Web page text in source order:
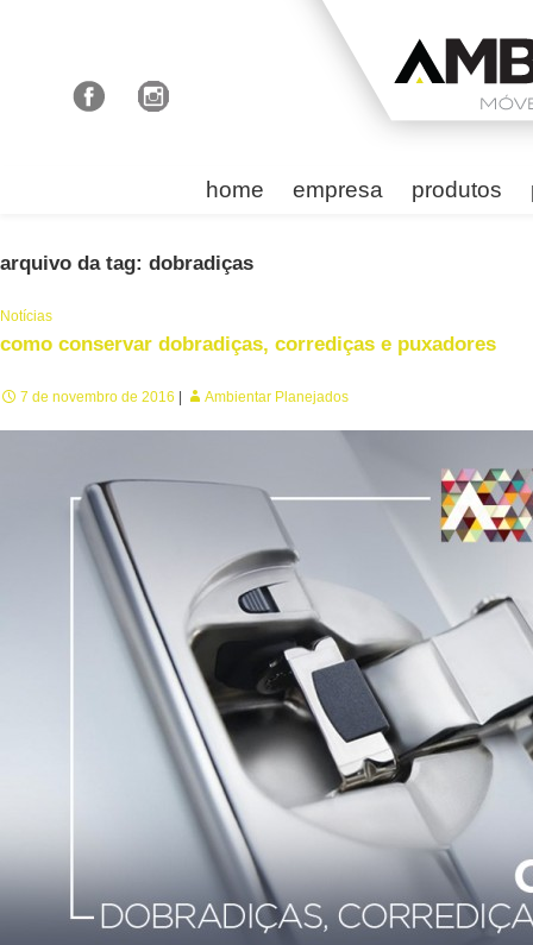
home empresa produtos
arquivo da tag: dobradiças
Notícias
como conservar dobradiças, corrediças e puxadores
7 de novembro de 2016 Ambientar Planejados